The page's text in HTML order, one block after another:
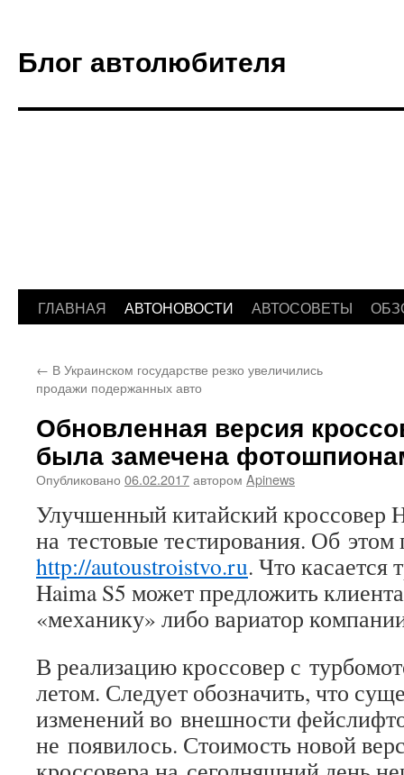
Блог автолюбителя
Перейти
содержимому
ГЛАВНАЯ АВТОНОВОСТИ АВТОСОВЕТЫ
← В Украинском государстве резко увеличились
продажи подержанных авто
Обновленная версия
была замечена
Опубликовано 06.02.2017автором Apinews
Улучшенный китайский кроссовер
на тестовые тестирования. Об этом
http://autoustroistvo.ru. Что касается
Haima S5 может предложить
«механику» либо вариатор
В реализацию кроссовер с
летом. Следует обозначить, что
изменений во внешности
не появилось. Стоимость новой